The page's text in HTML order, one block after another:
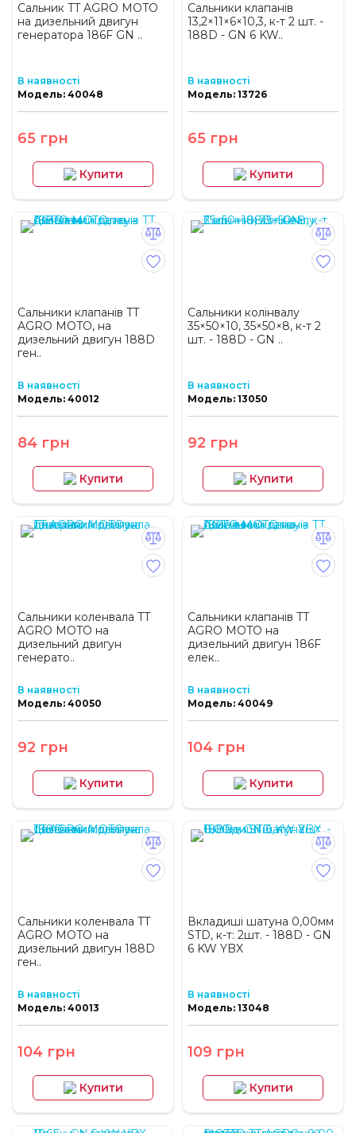
Сальник TT AGRO MOTO
на дизельний двигун
генератора 186F GN ..
В наявності
Модель: 40048
65 грн
Купити
Сальники клапанів
13,2×11×6×10,3, к-т 2 шт. -
188D - GN 6 KW..
В наявності
Модель: 13726
65 грн
Купити
Сальники клапанів TT
AGRO MOTO, на
дизельний двигун 188D
ген..
В наявності
Модель: 40012
84 грн
Купити
Сальники колінвалу
35×50×10, 35×50×8, к-т 2
шт. - 188D - GN ..
В наявності
Модель: 13050
92 грн
Купити
Сальники коленвала TT
AGRO MOTO на
дизельний двигун
генерато..
В наявності
Модель: 40050
92 грн
Купити
Сальники клапанів TT
AGRO MOTO на
дизельний двигун 186F
елек..
В наявності
Модель: 40049
104 грн
Купити
Сальники коленвала TT
AGRO MOTO на
дизельний двигун 188D
ген..
В наявності
Модель: 40013
104 грн
Купити
Вкладиші шатуна 0,00мм
STD, к-т: 2шт. - 188D - GN
6 KW YBX
В наявності
Модель: 13048
109 грн
Купити